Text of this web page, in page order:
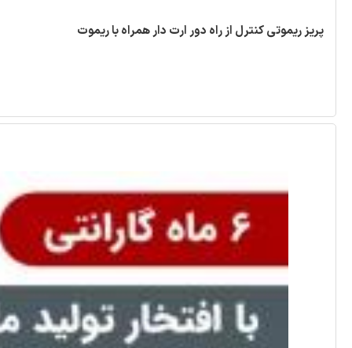
پریز ریموتی کنترل از راه دور ارت دار همراه با ریموت